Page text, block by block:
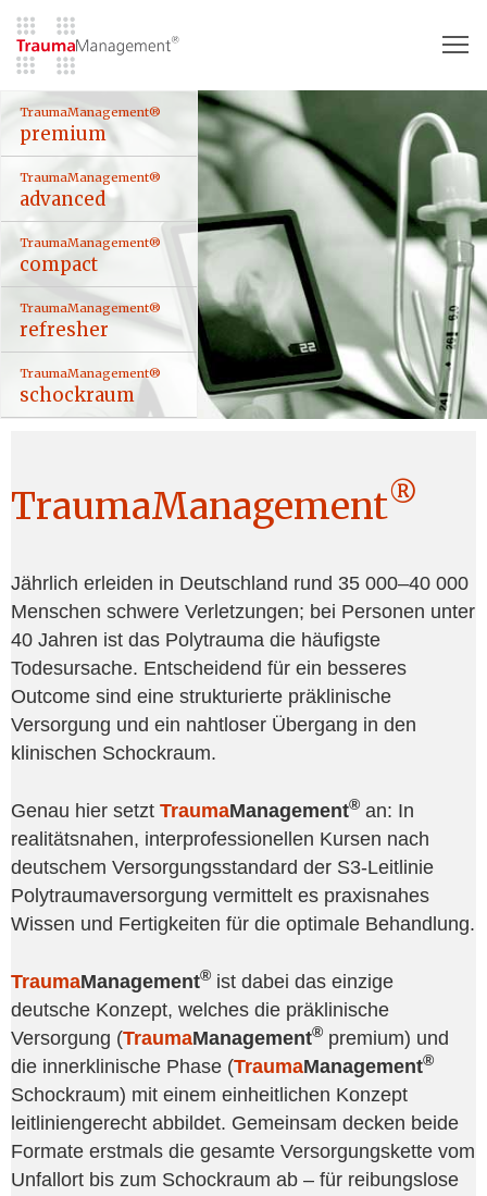
TraumaManagement®
premium
TraumaManagement®
advanced
TraumaManagement®
compact
TraumaManagement®
refresher
TraumaManagement®
schockraum
TraumaManagement®
Jährlich erleiden in Deutschland rund 35 000–40 000
Menschen schwere Verletzungen; bei Personen unter
40 Jahren ist das Polytrauma die häufigste
Todesursache. Entscheidend für ein besseres
Outcome sind eine strukturierte präklinische
Versorgung und ein nahtloser Übergang in den
klinischen Schockraum.
Genau hier setzt TraumaManagement® an: In
realitätsnahen, interprofessionellen Kursen nach
deutschem Versorgungsstandard der S3-Leitlinie
Polytraumaversorgung vermittelt es praxisnahes
Wissen und Fertigkeiten für die optimale Behandlung.
TraumaManagement® ist dabei das einzige
deutsche Konzept, welches die präklinische
Versorgung (TraumaManagement® premium) und
die innerklinische Phase (TraumaManagement®
Schockraum) mit einem einheitlichen Konzept
leitliniengerecht abbildet. Gemeinsam decken beide
Formate erstmals die gesamte Versorgungskette vom
Unfallort bis zum Schockraum ab – für reibungslose